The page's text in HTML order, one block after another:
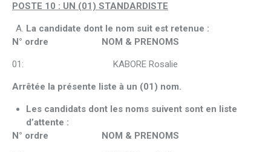
POSTE 10 : UN (01) STANDARDISTE
La candidate dont le nom suit est retenue :
N° ordre NOM & PRENOMS
01: KABORE Rosalie
Arrêtée la présente liste à un (01) nom.
Les candidats dont les noms suivent sont en liste
d’attente :
N° ordre NOM & PRENOMS